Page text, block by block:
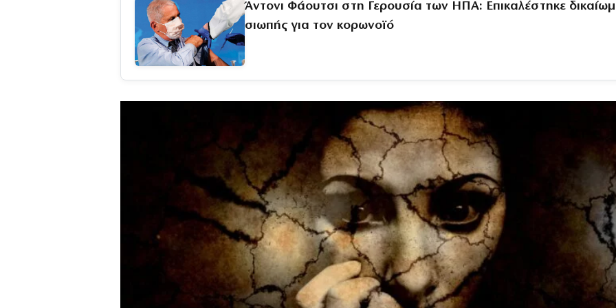
Άντονι Φάουτσι στη Γερουσία των ΗΠΑ: Επικαλέστηκε
σιωπής για τον κορωνοϊό